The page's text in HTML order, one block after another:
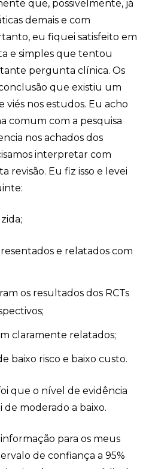
que, possivelmente, já
demais e com
eu fiquei satisfeito em
e simples que tentou
pergunta clínica. Os
que existiu um
viés nos estudos. Eu acho
comum com a pesquisa
nos achados dos
interpretar com
revisão. Eu fiz isso e levei
e relatados com
os resultados dos RCTs
claramente relatados;
baixo risco e baixo custo.
que o nível de evidência
de moderado a baixo.
para os meus
de confiança a 95%